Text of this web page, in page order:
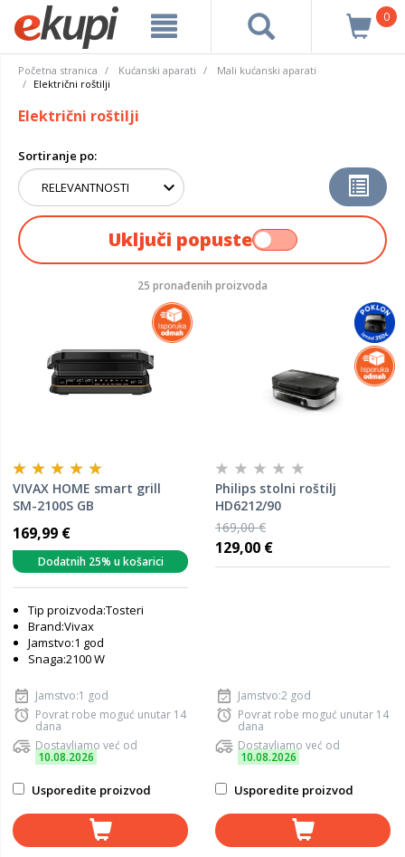
0
Početna stranica Kućanski aparati
Mali kućanski aparati
Električni roštilji
Električni roštilji
Sortiranje po:
Uključi popuste
25 pronađenih proizvoda
VIVAX HOME smart grill
SM-2100S GB
169,99 €
Dodatnih 25% u košarici
Tip proizvoda:Tosteri
Brand:Vivax
Jamstvo:1 god
Snaga:2100 W
Jamstvo:1 god
Povrat robe moguć unutar 14
dana
Dostavljamo već od
10.08.2026
Usporedite proizvod
Philips stolni roštilj
HD6212/90
169,00 €
129,00 €
Jamstvo:2 god
Povrat robe moguć unutar 14
dana
Dostavljamo već od
10.08.2026
Usporedite proizvod